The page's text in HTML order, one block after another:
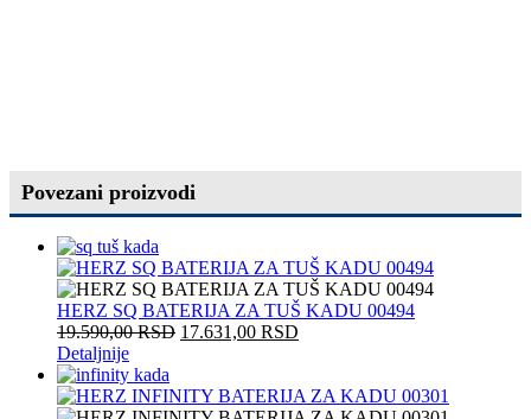
Povezani proizvodi
HERZ SQ BATERIJA ZA TUŠ KADU 00494
19.590,00RSD 17.631,00 RSD
Detaljnije